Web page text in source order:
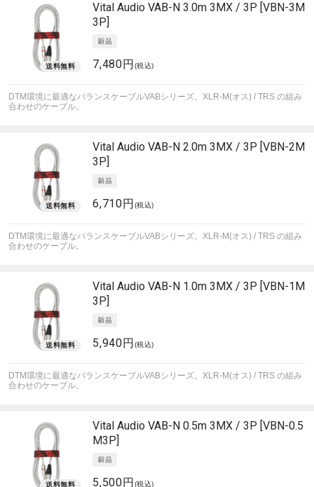
Vital Audio VAB-N 3.0m 3MX / 3P [VBN-3M
3P]
7,480円 (税込)
DTM環境に最適なバランスケーブルVABシリーズ。XLR-M(オス) / TRS の組み
合わせのケーブル。
Vital Audio VAB-N 2.0m 3MX / 3P [VBN-2M
3P]
6,710円 (税込)
DTM環境に最適なバランスケーブルVABシリーズ。XLR-M(オス) / TRS の組み
合わせのケーブル。
Vital Audio VAB-N 1.0m 3MX / 3P [VBN-1M
3P]
5,940円 (税込)
DTM環境に最適なバランスケーブルVABシリーズ。XLR-M(オス) / TRS の組み
合わせのケーブル。
Vital Audio VAB-N 0.5m 3MX / 3P [VBN-0.5
M3P]
5,500円 (税込)